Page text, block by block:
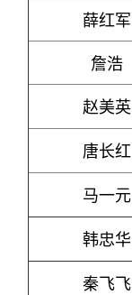
薛红军
詹浩
赵美英
唐长红
马一元
韩忠华
秦飞飞